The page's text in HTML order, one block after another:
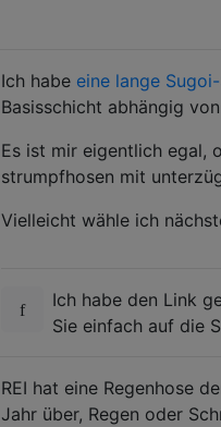
Ich habe eine lange
Basisschicht abhängig
Es ist mir eigentlich egal,
strumpfhosen mit
Vielleicht wähle ich
Ich habe den Link
Sie einfach auf die
REI hat eine Regenhose
Jahr über, Regen oder